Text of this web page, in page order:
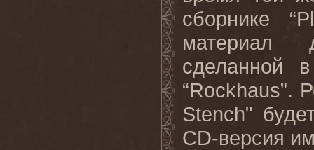
сборнике
материал
сделанной
“Rockhaus”.
Stench"
CD-версия